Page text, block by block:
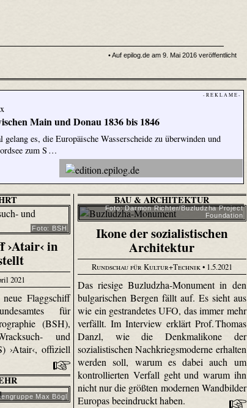
• Auf epilog.de am 9. Mai 2016 veröffentlicht
- R E K L A M E -
Main und Donau 1836 bis 1846
es, die Europäische Wasserscheide zu überwinden und
zum S …
Foto: BSH
›Atair‹ in
2021
Flaggschiff
für
(BSH),
und
›Atair‹, offiziell
BAU & ARCHITEKTUR
Foto: Darmon Richter/Buzludzha Project
Foundation
Ikone der sozialistischen
Architektur
Rundschau für Kultur+Technik• 1.5.2021
Das riesige Buzludzha-Monument in den
bulgarischen Bergen fällt auf. Es sieht aus
wie ein gestrandetes UFO, das immer mehr
verfällt. Im Interview erklärt Prof. Thomas
Danzl, wie die Denkmalikone der
sozialistischen Nachkriegsmoderne erhalten
werden soll, warum es dabei auch um
kontrollierten Verfall geht und warum ihn
nicht nur die größten modernen Wandbilder
Europas beeindruckt haben.
Max Bögl